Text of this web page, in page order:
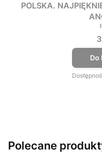
POLSKA.
Do
Polecane